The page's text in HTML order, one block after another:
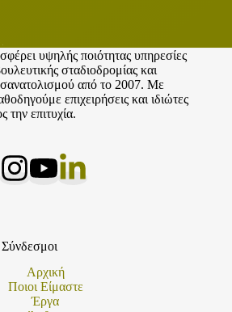
υψηλής ποιότητας υπηρεσίες
σταδιοδρομίας και
από το 2007. Με
επιχειρήσεις και ιδιώτες
την επιτυχία.
Σύνδεσμοι
Αρχική
Ποιοι Είμαστε
Έργα